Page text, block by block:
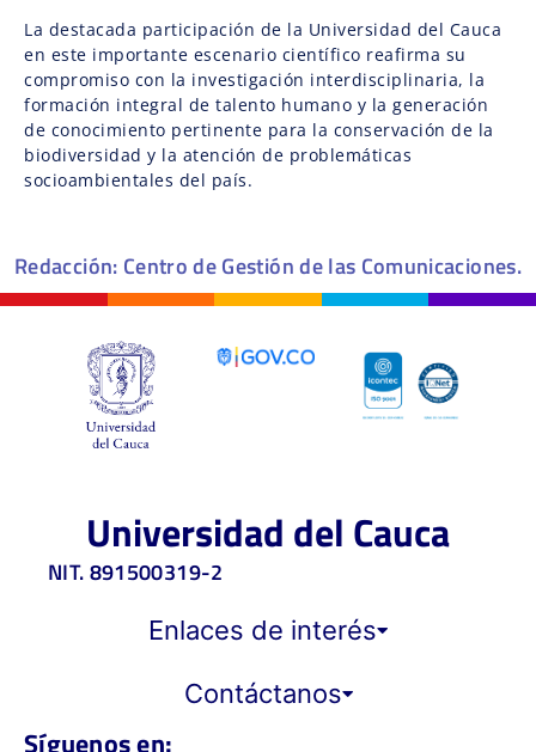
La destacada participación de la Universidad del Cauca
en este importante escenario científico reafirma su
compromiso con la investigación interdisciplinaria, la
formación integral de talento humano y la generación
de conocimiento pertinente para la conservación de la
biodiversidad y la atención de problemáticas
socioambientales del país.
Redacción: Centro de Gestión de las Comunicaciones.
Universidad del Cauca
NIT. 891500319-2
Enlaces de interés
Contáctanos
Síguenos en: